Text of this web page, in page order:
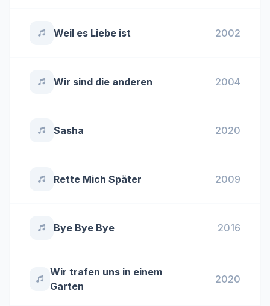
Weil es Liebe ist 2002
Wir sind die anderen 2004
Sasha 2020
Rette Mich Später 2009
Bye Bye Bye 2016
Wir trafen uns in einem
Garten
2020